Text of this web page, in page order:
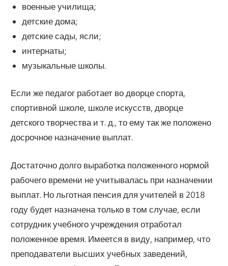
военные училища;
детские дома;
детские сады, ясли;
интернаты;
музыкальные школы.
Если же педагог работает во дворце спорта,
спортивной школе, школе искусств, дворце
детского творчества и т. д., то ему так же положено
досрочное назначение выплат.
Достаточно долго выработка положенного нормой
рабочего времени не учитывалась при назначении
выплат. Но льготная пенсия для учителей в 2018
году будет назначена только в том случае, если
сотрудник учебного учреждения отработал
положенное время. Имеется в виду, например, что
преподаватели высших учебных заведений,